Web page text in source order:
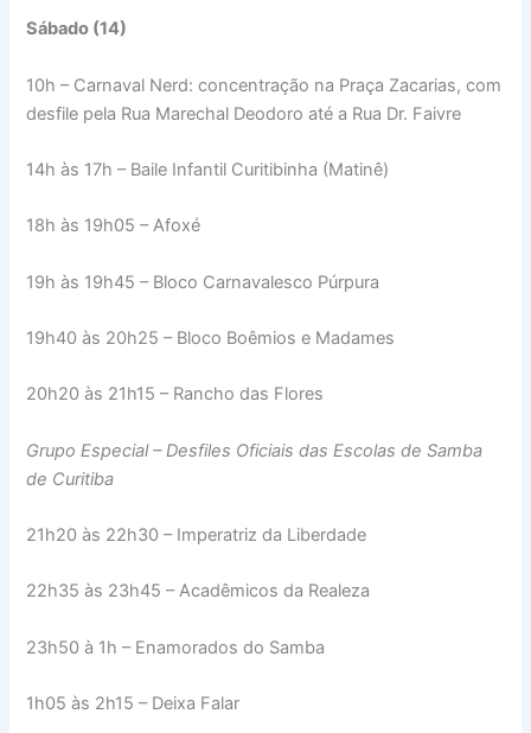
Sábado (14)
10h – Carnaval Nerd: concentração na Praça Zacarias, com
desfile pela Rua Marechal Deodoro até a Rua Dr. Faivre
14h às 17h – Baile Infantil Curitibinha (Matinê)
18h às 19h05 – Afoxé
19h às 19h45 – Bloco Carnavalesco Púrpura
19h40 às 20h25 – Bloco Boêmios e Madames
20h20 às 21h15 – Rancho das Flores
Grupo Especial – Desfiles Oficiais das Escolas de Samba
de Curitiba
21h20 às 22h30 – Imperatriz da Liberdade
22h35 às 23h45 – Acadêmicos da Realeza
23h50 à 1h – Enamorados do Samba
1h05 às 2h15 – Deixa Falar